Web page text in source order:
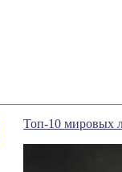
Топ-10 мировых